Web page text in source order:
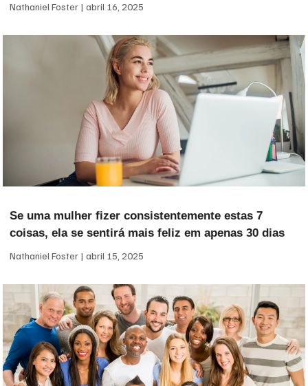
Nathaniel Foster abril 16, 2025
Se uma mulher fizer consistentemente estas 7
coisas, ela se sentirá mais feliz em apenas 30 dias
Nathaniel Foster abril 15, 2025